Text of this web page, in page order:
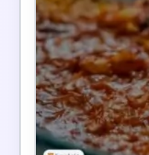
Sitios web atractivos
Diseño responsive
SEO Optimizado
Velocidad premium
Personalización
Web multilingüe
Seguridad reforzada
Desde
900€
Ver más